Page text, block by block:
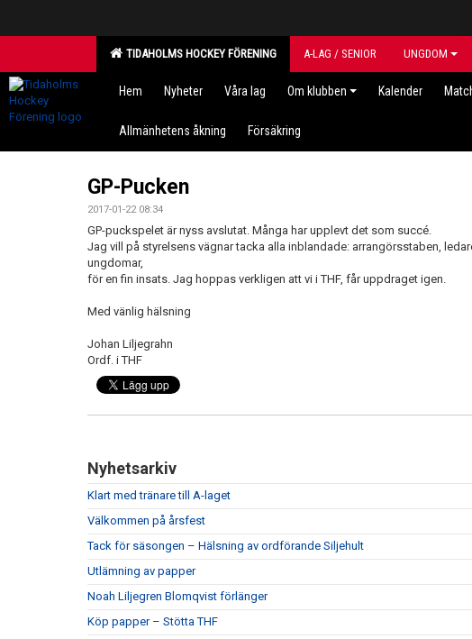
TIDAHOLMS HOCKEY FÖRENING A-LAG / SENIOR UNGDOM
Hem Nyheter Våra lag Om klubben Kalender
Allmänhetens åkning Försäkring
GP-Pucken
2017-01-22 08:34
GP-puckspelet är nyss avslutat. Många har upplevt det som succé.
Jag vill på styrelsens vägnar tacka alla inblandade: arrangörsstaben,
ungdomar,
för en fin insats. Jag hoppas verkligen att vi i THF, får uppdraget igen.
Med vänlig hälsning
Johan Liljegrahn
Ordf. i THF
Nyhetsarkiv
Klart med tränare till A-laget
Välkommen på årsfest
Tack för säsongen – Hälsning av ordförande Siljehult
Utlämning av papper
Noah Liljegren Blomqvist förlänger
Köp papper – Stötta THF